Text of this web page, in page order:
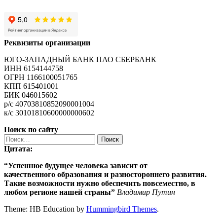
Реквизиты организации
ЮГО-ЗАПАДНЫЙ БАНК ПАО СБЕРБАНК
ИНН 6154144758
ОГРН 1166100051765
КПП 615401001
БИК 046015602
р/с 40703810852090001004
к/с 30101810600000000602
Поиск по сайту
Найти:
Цитата:
“Успешное будущее человека зависит от
качественного образования и разностороннего развития.
Такие возможности нужно обеспечить повсеместно, в
любом регионе нашей страны” Владимир Путин
Theme: HB Education by Hummingbird Themes.